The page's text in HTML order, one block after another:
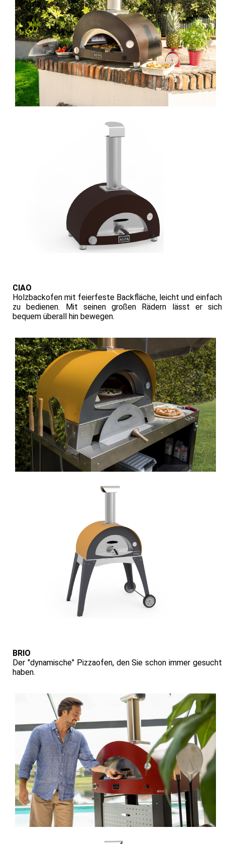
CIAO
Holzbackofen mit feierfeste Backfläche, leicht und einfach
zu bedienen. Mit seinen großen Rädern lässt er sich
bequem überall hin bewegen.
BRIO
Der "dynamische" Pizzaofen, den Sie schon immer gesucht
haben.